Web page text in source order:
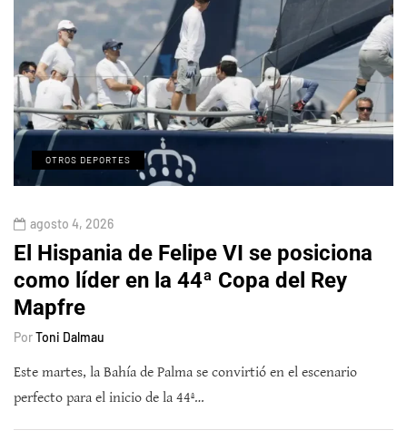
OTROS DEPORTES
agosto 4, 2026
El Hispania de Felipe VI se posiciona
como líder en la 44ª Copa del Rey
Mapfre
PorToni Dalmau
Este martes, la Bahía de Palma se convirtió en el escenario
perfecto para el inicio de la 44ª…